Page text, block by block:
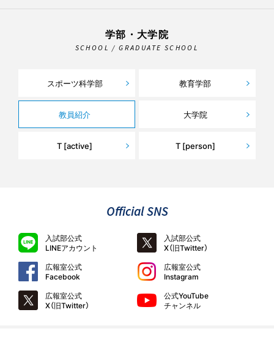
学部・大学院
SCHOOL / GRADUATE SCHOOL
スポーツ科学部 教育学部
教員紹介 大学院
T [active] T [person]
Official SNS
入試部公式
LINEアカウント
入試部公式
X（旧Twitter）
広報室公式
Facebook
広報室公式
Instagram
広報室公式
X（旧Twitter）
公式YouTube
チャンネル